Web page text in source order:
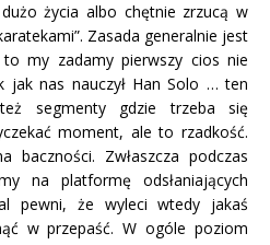
życia albo chętnie zrzucą w
Zasada generalnie jest
my zadamy pierwszy cios nie
jak nas nauczył Han Solo … ten
segmenty gdzie trzeba się
moment, ale to rzadkość.
baczności. Zwłaszcza podczas
na platformę odsłaniających
pewni, że wyleci wtedy jakaś
w przepaść. W ogóle poziom